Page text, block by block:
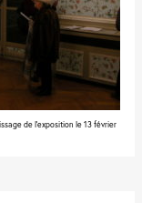
de l'exposition le 13 février